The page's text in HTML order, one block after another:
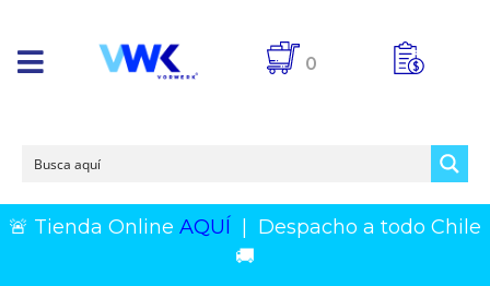
0
🚨 Tienda Online AQUÍ
Despacho a todo Chile
🚚